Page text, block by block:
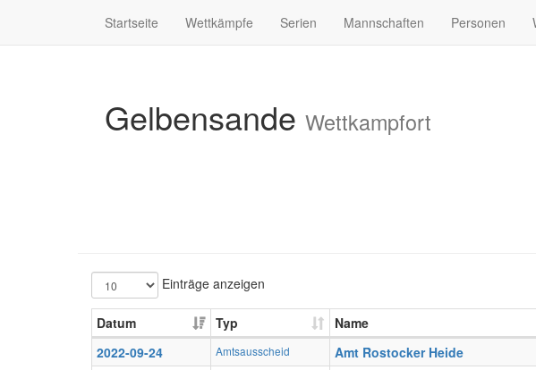
Startseite Wettkämpfe Serien Mannschaften Personen
Gelbensande Wettkampfort
Einträge anzeigen
Datum Typ Name
2022-09-24
Amtsausscheid Amt Rostocker Heide